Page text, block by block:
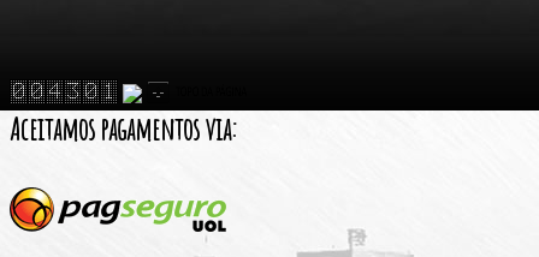
Aceitamos pagamentos via: